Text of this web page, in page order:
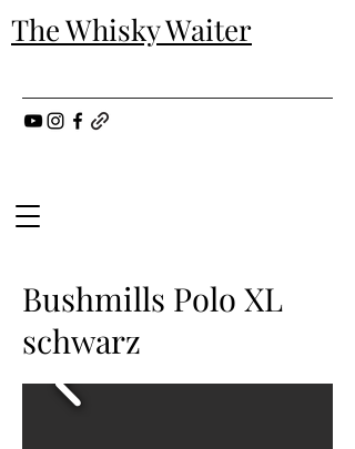
The Whisky Waiter
Bushmills Polo XL
schwarz